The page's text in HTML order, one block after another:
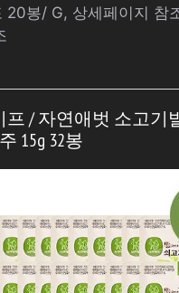
20봉/ G, 상세페이지 참
프 / 자연애벗 소고기
15g 32봉